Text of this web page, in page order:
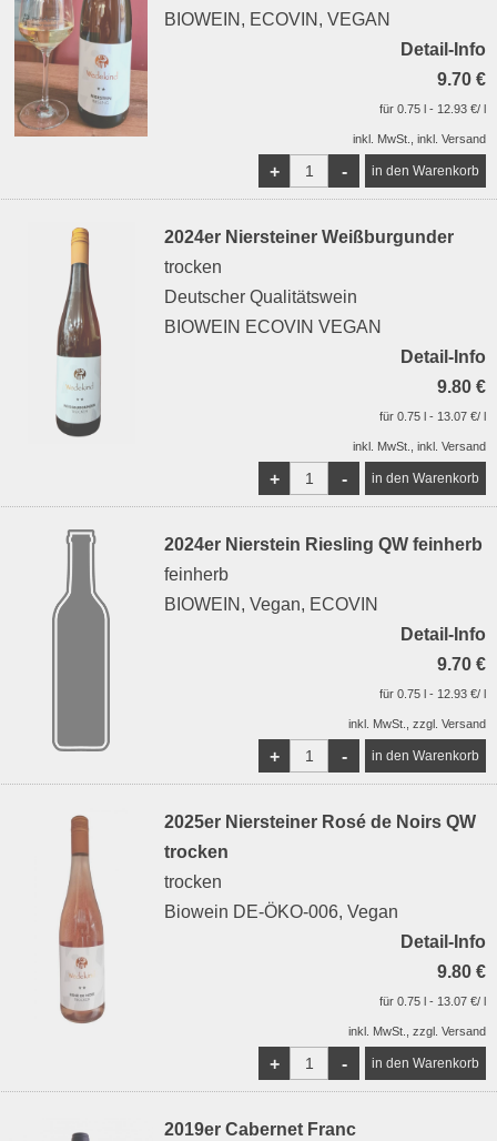
BIOWEIN, ECOVIN, VEGAN
Detail-Info
9.70 €
für 0.75 l - 12.93 €/ l
inkl. MwSt., inkl. Versand
-
+
2024er Niersteiner Weißburgunder
trocken
Deutscher Qualitätswein
BIOWEIN ECOVIN VEGAN
Detail-Info
9.80 €
für 0.75 l - 13.07 €/ l
inkl. MwSt., inkl. Versand
-
+
2024er Nierstein Riesling QW feinherb
feinherb
BIOWEIN, Vegan, ECOVIN
Detail-Info
9.70 €
für 0.75 l - 12.93 €/ l
inkl. MwSt., zzgl. Versand
-
+
2025er Niersteiner Rosé de Noirs QW
trocken
trocken
Biowein DE-ÖKO-006, Vegan
Detail-Info
9.80 €
für 0.75 l - 13.07 €/ l
inkl. MwSt., zzgl. Versand
-
+
2019er Cabernet Franc